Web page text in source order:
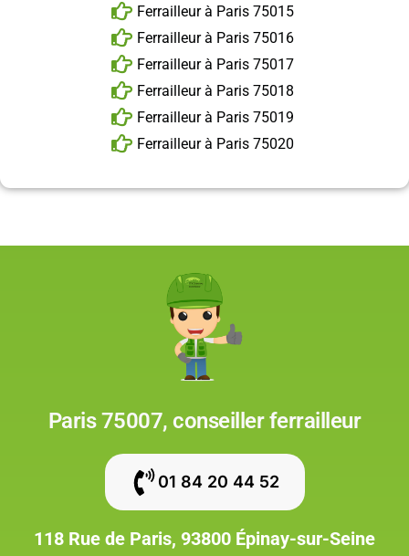
Ferrailleur à Paris 75015
Ferrailleur à Paris 75016
Ferrailleur à Paris 75017
Ferrailleur à Paris 75018
Ferrailleur à Paris 75019
Ferrailleur à Paris 75020
Paris 75007, conseiller ferrailleur
01 84 20 44 52
118 Rue de Paris, 93800 Épinay-sur-Seine